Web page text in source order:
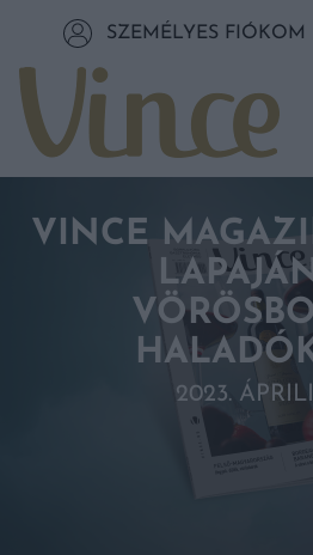
Tovább a tartalomhozSZEMÉLYES FIÓKOM
VINCE
2023.